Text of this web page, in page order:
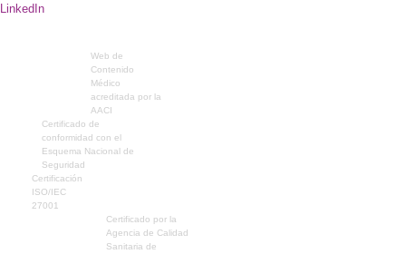
LinkedIn
Web de
Contenido
Médico
acreditada por la
AACI
Certificado de
conformidad con el
Esquema Nacional de
Seguridad
Certificación
ISO/IEC
27001
Certificado por la
Agencia de Calidad
Sanitaria de